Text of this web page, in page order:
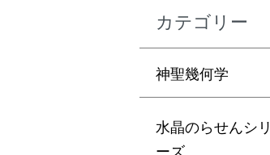
カテゴリー
神聖幾何学
水晶のらせんシリ
ーズ